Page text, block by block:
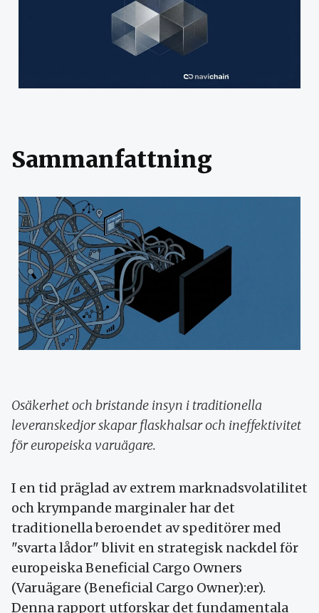
Sammanfattning
Osäkerhet och bristande insyn i traditionella
leveranskedjor skapar flaskhalsar och ineffektivitet
för europeiska varuägare.
I en tid präglad av extrem marknadsvolatilitet
och krympande marginaler har det
traditionella beroendet av speditörer med
"svarta lådor" blivit en strategisk nackdel för
europeiska Beneficial Cargo Owners
(Varuägare (Beneficial Cargo Owner):er).
Denna rapport utforskar det fundamentala